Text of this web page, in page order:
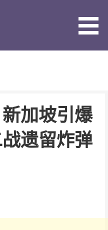
新加坡引爆
遗留炸弹